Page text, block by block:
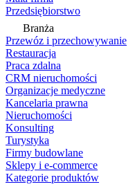
Przedsiębiorstwo
Branża
Przewóz i przechowywanie
Restauracja
Praca zdalna
CRM nieruchomości
Organizacje medyczne
Kancelaria prawna
Nieruchomości
Konsulting
Turystyka
Firmy budowlane
Sklepy i e-commerce
Kategorie produktów